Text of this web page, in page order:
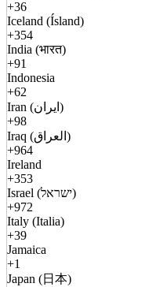
+36
Iceland (Ísland)
+354
India (भारत)
+91
Indonesia
+62
Iran (ایران)
+98
Iraq (العراق)
+964
Ireland
+353
Israel (ישראל)
+972
Italy (Italia)
+39
Jamaica
+1
Japan (日本)